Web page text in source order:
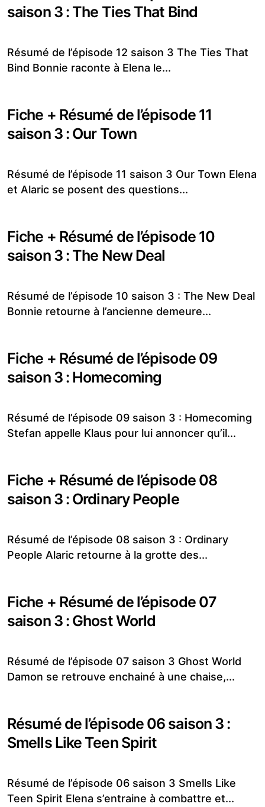
saison 3 : The Ties That Bind
Résumé de l’épisode 12 saison 3 The Ties That
Bind Bonnie raconte à Elena le...
Fiche + Résumé de l’épisode 11
saison 3 : Our Town
Résumé de l’épisode 11 saison 3 Our Town Elena
et Alaric se posent des questions...
Fiche + Résumé de l’épisode 10
saison 3 : The New Deal
Résumé de l’épisode 10 saison 3 : The New Deal
Bonnie retourne à l’ancienne demeure...
Fiche + Résumé de l’épisode 09
saison 3 : Homecoming
Résumé de l’épisode 09 saison 3 : Homecoming
Stefan appelle Klaus pour lui annoncer qu’il...
Fiche + Résumé de l’épisode 08
saison 3 : Ordinary People
Résumé de l’épisode 08 saison 3 : Ordinary
People Alaric retourne à la grotte des...
Fiche + Résumé de l’épisode 07
saison 3 : Ghost World
Résumé de l’épisode 07 saison 3 Ghost World
Damon se retrouve enchainé à une chaise,...
Résumé de l’épisode 06 saison 3 :
Smells Like Teen Spirit
Résumé de l’épisode 06 saison 3 Smells Like
Teen Spirit Elena s’entraine à combattre et...